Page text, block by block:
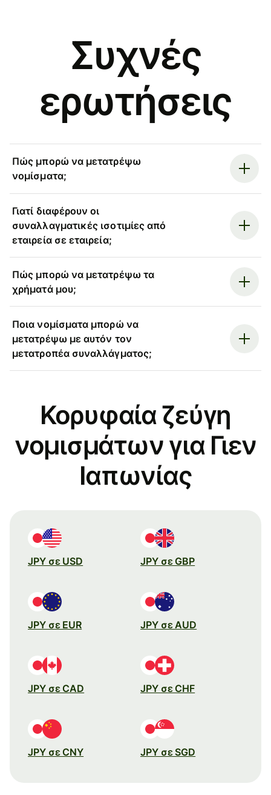
Συχνές
ερωτήσεις
Πώς μπορώ να μετατρέψω
νομίσματα;
Γιατί διαφέρουν οι
συναλλαγματικές ισοτιμίες από
εταιρεία σε εταιρεία;
Πώς μπορώ να μετατρέψω τα
χρήματά μου;
Ποια νομίσματα μπορώ να
μετατρέψω με αυτόν τον
μετατροπέα συναλλάγματος;
Κορυφαία ζεύγη
νομισμάτων για Γιεν
Ιαπωνίας
JPY σε USD JPY σε GBP
JPY σε EUR JPY σε AUD
JPY σε CAD JPY σε CHF
JPY σε CNY JPY σε SGD